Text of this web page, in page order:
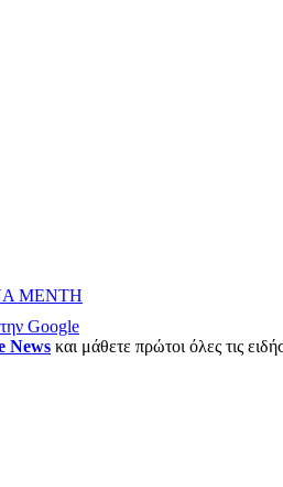
ΜΕΝΤΗ
Google
News και μάθετε πρώτοι όλες τις